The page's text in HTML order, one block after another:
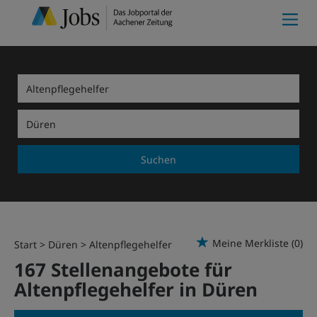
Suchen
Start Düren Altenpflegehelfer Meine Merkliste (0)
167 Stellenangebote für
Altenpflegehelfer in Düren